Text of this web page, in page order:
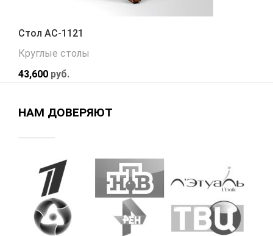
Стол АС-1121
Круглые столы
43,600 руб.
НАМ ДОВЕРЯЮТ